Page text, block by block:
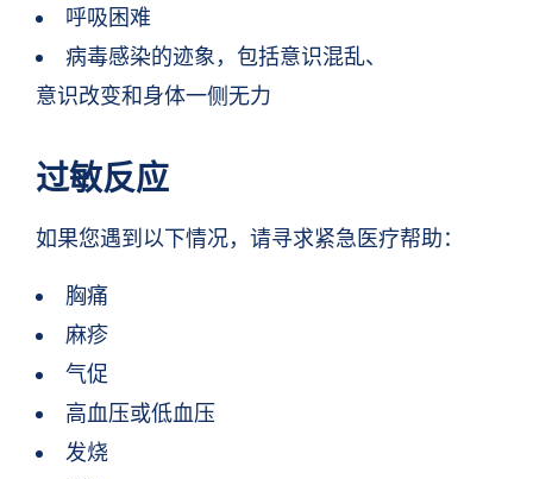
呼吸困难
病毒感染的迹象，包括意识混乱、
意识改变和身体一侧无力
过敏反应
如果您遇到以下情况，请寻求紧急医疗帮助：
胸痛
麻疹
气促
高血压或低血压
发烧